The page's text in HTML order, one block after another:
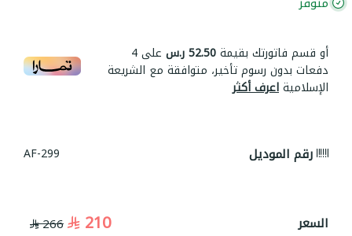
أو قسم فاتورتك بقيمة52.50 ر.س على4
دفعات بدون رسوم تأخير، متوافقة مع الشريعة
الإسلاميةاعرف أكثر
رقم الموديل AF-299
السعر 210
266